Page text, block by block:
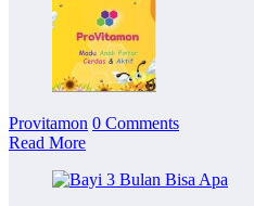
Provitamon 0 Comments
Read More